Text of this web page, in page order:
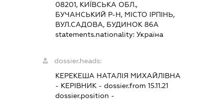
08201, КИЇВСЬКА ОБЛ.,
БУЧАНСЬКИЙ Р-Н, МІСТО ІРПІНЬ,
ВУЛ.САДОВА, БУДИНОК 86А
statements.nationality:Україна
dossier.heads:
КЕРЕКЕША НАТАЛІЯ МИХАЙЛІВНА
- КЕРІВНИК - dossier.from 15.11.21
dossier.position -